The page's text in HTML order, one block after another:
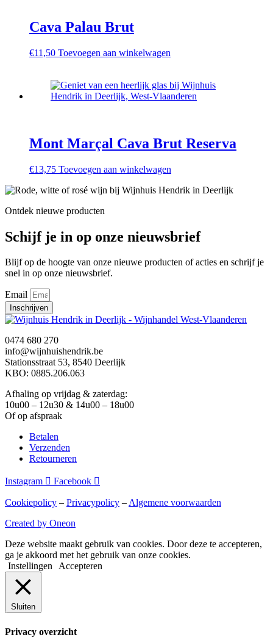
Cava Palau Brut
€11,50 Toevoegen aan winkelwagen
Mont Marçal Cava Brut Reserva
€13,75 Toevoegen aan winkelwagen
Ontdek nieuwe producten
Schijf je in op onze nieuwsbrief
Blijf op de hoogte van onze nieuwe producten of acties en schrijf je
snel in op onze nieuwsbrief.
Email
Inschrijven
0474 680 270
info@wijnhuishendrik.be
Stationsstraat 53, 8540 Deerlijk
KBO: 0885.206.063
Afhaling op vrijdag & zaterdag:
10u00 – 12u30 & 14u00 – 18u00
Of op afspraak
Betalen
Verzenden
Retourneren
Instagram Facebook
Cookiepolicy – Privacypolicy –Algemene voorwaarden
Created by Oneon
Deze website maakt gebruik van cookies. Door deze te accepteren,
ga je akkoord met het gebruik van onze cookies.
Instellingen Accepteren
Sluiten
Privacy overzicht